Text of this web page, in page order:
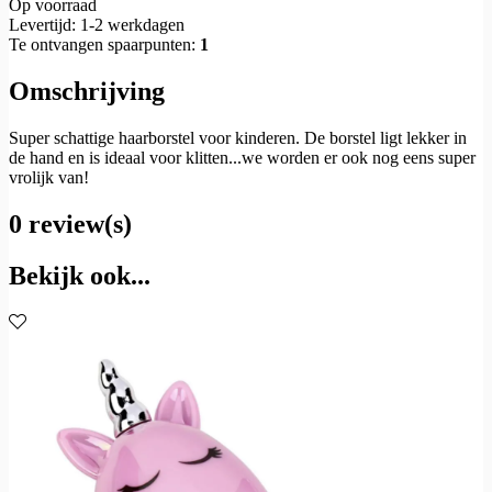
Op voorraad
Levertijd: 1-2 werkdagen
Te ontvangen spaarpunten: 1
Omschrijving
Super schattige haarborstel voor kinderen. De borstel ligt lekker in
de hand en is ideaal voor klitten...we worden er ook nog eens super
vrolijk van!
0 review(s)
Bekijk ook...